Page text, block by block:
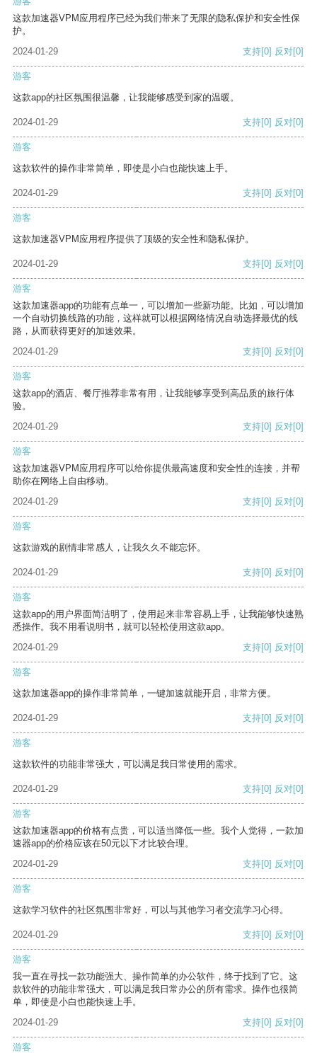
这款加速器VPM应用程序已经为我们带来了无限的隐私保护和安全性保
护。
2024-01-29
支持[0] 反对[0]
游客
这款app的社区氛围很温馨，让我能够感受到家的温暖。
2024-01-29 支持[0] 反对[0]
游客
这款软件的操作非常简单，即使是小白也能快速上手。
2024-01-29 支持[0] 反对[0]
游客
这款加速器VPM应用程序提供了顶级的安全性和隐私保护。
2024-01-29 支持[0] 反对[0]
游客
这款加速器app的功能有点单一，可以增加一些新功能。比如，可以增加
一个自动切换线路的功能，这样就可以根据网络情况自动选择最优的线
路，从而获得更好的加速效果。
2024-01-29
支持[0] 反对[0]
游客
这款app的酒店、餐厅推荐非常有用，让我能够享受到高品质的旅行体
验。
2024-01-29
支持[0] 反对[0]
游客
这款加速器VPM应用程序可以给你提供最高速度和安全性的连接，并帮
助你在网络上自由移动。
2024-01-29
支持[0] 反对[0]
游客
这款游戏的剧情非常感人，让我久久不能忘怀。
2024-01-29 支持[0] 反对[0]
游客
这款app的用户界面简洁明了，使用起来非常容易上手，让我能够快速熟
悉操作。我不用看说明书，就可以轻松使用这款app。
2024-01-29
支持[0] 反对[0]
游客
这款加速器app的操作非常简单，一键加速就能开启，非常方便。
2024-01-29 支持[0] 反对[0]
游客
这款软件的功能非常强大，可以满足我日常使用的需求。
2024-01-29 支持[0] 反对[0]
游客
这款加速器app的价格有点贵，可以适当降低一些。我个人觉得，一款加
速器app的价格应该在50元以下才比较合理。
2024-01-29
支持[0] 反对[0]
游客
这款学习软件的社区氛围非常好，可以与其他学习者交流学习心得。
2024-01-29 支持[0] 反对[0]
游客
我一直在寻找一款功能强大、操作简单的办公软件，终于找到了它。这
款软件的功能非常强大，可以满足我日常办公的所有需求。操作也很简
单，即使是小白也能快速上手。
2024-01-29
支持[0] 反对[0]
游客